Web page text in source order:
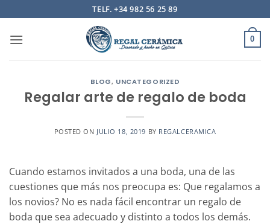
al
contenido
TELF. +34 982 56 25 89
0
BLOG, UNCATEGORIZED
Regalar arte de regalo de boda
POSTED ON JULIO 18, 2019 BY REGALCERAMICA
Cuando estamos invitados a una boda, una de las
cuestiones que más nos preocupa es: Que regalamos a
los novios? No es nada fácil encontrar un regalo de
boda que sea adecuado y distinto a todos los demás.